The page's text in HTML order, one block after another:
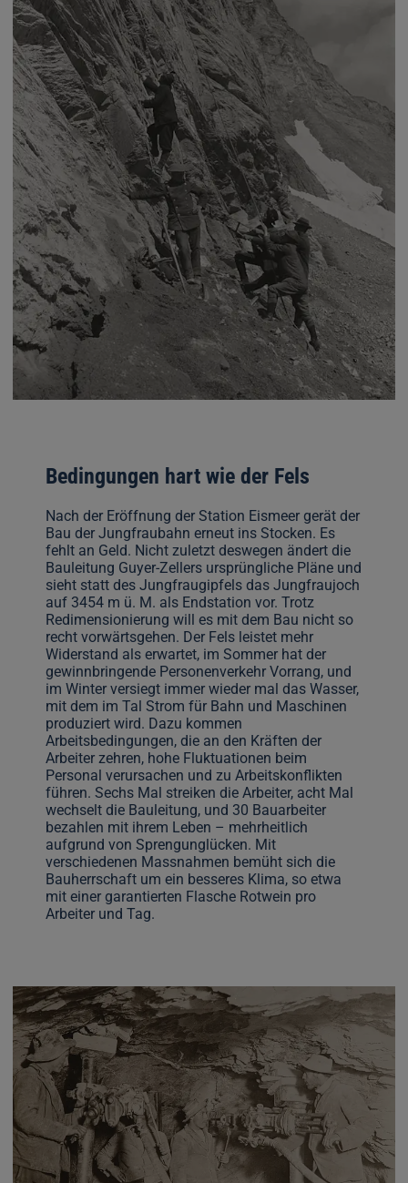
Bedingungen hart wie der Fels
Nach der Eröffnung der Station Eismeer gerät der
Bau der Jungfraubahn erneut ins Stocken. Es
fehlt an Geld. Nicht zuletzt deswegen ändert die
Bauleitung Guyer-Zellers ursprüngliche Pläne und
sieht statt des Jungfraugipfels das Jungfraujoch
auf 3454 m ü. M. als Endstation vor. Trotz
Redimensionierung will es mit dem Bau nicht so
recht vorwärtsgehen. Der Fels leistet mehr
Widerstand als erwartet, im Sommer hat der
gewinnbringende Personenverkehr Vorrang, und
im Winter versiegt immer wieder mal das Wasser,
mit dem im Tal Strom für Bahn und Maschinen
produziert wird. Dazu kommen
Arbeitsbedingungen, die an den Kräften der
Arbeiter zehren, hohe Fluktuationen beim
Personal verursachen und zu Arbeitskonflikten
führen. Sechs Mal streiken die Arbeiter, acht Mal
wechselt die Bauleitung, und 30 Bauarbeiter
bezahlen mit ihrem Leben – mehrheitlich
aufgrund von Sprengunglücken. Mit
verschiedenen Massnahmen bemüht sich die
Bauherrschaft um ein besseres Klima, so etwa
mit einer garantierten Flasche Rotwein pro
Arbeiter und Tag.